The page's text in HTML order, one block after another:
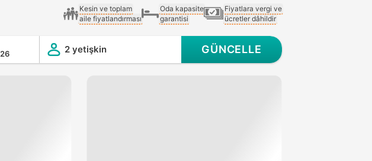
Kesin ve toplam
aile fiyatlandırması
Oda kapasite
garantisi
Fiyatlara vergi ve
ücretler dâhildir
2 yetişkin GÜNCELLE